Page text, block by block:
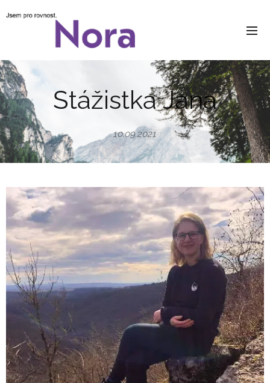
Stážistka Jana
10.09.2021